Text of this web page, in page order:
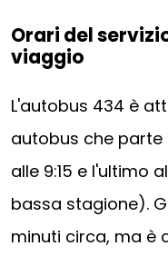
Orari del
viaggio
L'autobus 434 è
autobus che
alle 9:15 e l'ultimo
bassa stagione).
minuti circa, ma è